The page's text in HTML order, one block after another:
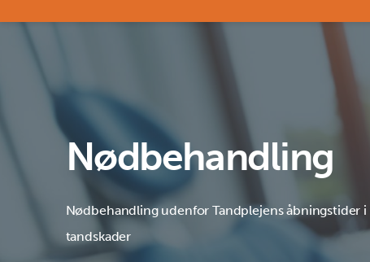
Nødbehandling
Nødbehandling udenfor Tandplejens åbningstider
tandskader